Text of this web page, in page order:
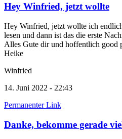
Hey Winfried, jetzt wollte
Hey Winfried, jetzt wollte ich
lesen und dann ist das die erste
Alles Gute dir und hoffentlich good
Heike
Winfried
14. Juni 2022 - 22:43
Permanenter Link
Danke, bekomme gerade